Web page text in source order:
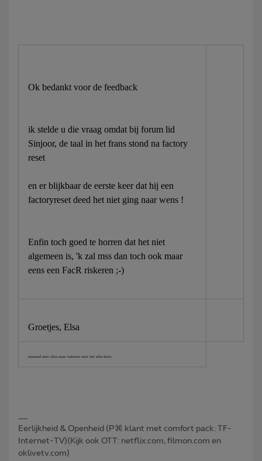
Ok bedankt voor de feedback
ik stelde u die vraag omdat bij forum lid
Sinjoor, de taal in het frans stond na factory
reset
en er blijkbaar de eerste keer dat hij een
factoryreset deed het niet ging naar wens !
Enfin toch goed te horren dat het niet
algemeen is, 'k zal mss dan toch ook maar
eens een FacR riskeren ;-)
Groetjes, Elsa
niemand weet alles maar iedereen weet wel alles beter
Eerlijkheid & Openheid (P⌘ klant met comfort pack: TF-
Internet-TV)(Kijk ook OTT: netflix.com, filmon.com en
oklivetv.com)